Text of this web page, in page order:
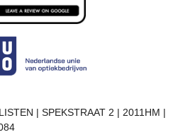
| SPEKSTRAAT 2 | 2011HM |